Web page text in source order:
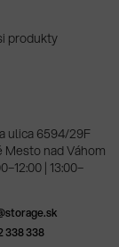
produkty
ulica 6594/29F
Mesto nad Váhom
| 13:00–
338 338